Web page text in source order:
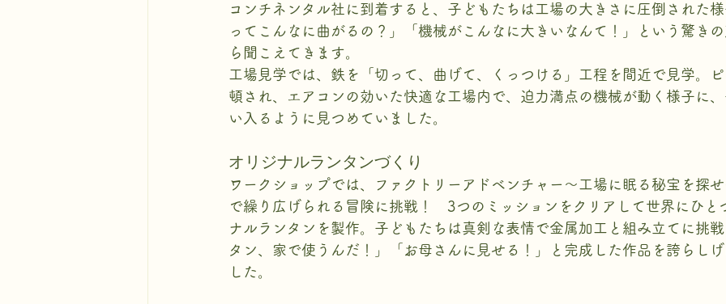
コンチネンタル社に到着すると、子どもたちは工場の大きさに圧倒された
ってこんなに曲がるの？」「機械がこんなに大きいなんて！」という驚き
ら聞こえてきます。
工場見学では、鉄を「切って、曲げて、くっつける」工程を間近で見学。
頓され、エアコンの効いた快適な工場内で、迫力満点の機械が動く様子に
い入るように見つめていました。
オリジナルランタンづくり
ワークショップでは、ファクトリーアドベンチャー～工場に眠る秘宝を探
で繰り広げられる冒険に挑戦！　3つのミッションをクリアして世界にひと
ナルランタンを製作。子どもたちは真剣な表情で金属加工と組み立てに挑
タン、家で使うんだ！」「お母さんに見せる！」と完成した作品を誇らし
した。